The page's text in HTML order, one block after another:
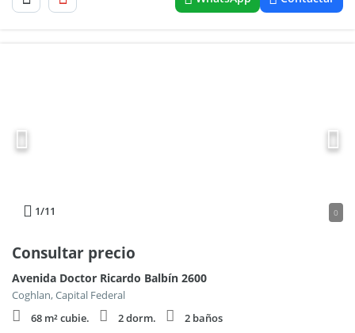
1/11 0
Consultar precio
Avenida Doctor Ricardo Balbín 2600
Coghlan, Capital Federal
68 m² cubie.
2 dorm.
2 baños